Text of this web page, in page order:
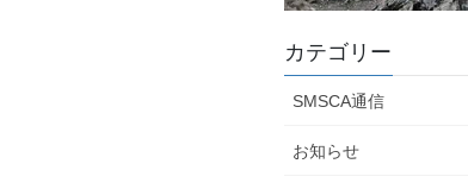
カテゴリー
SMSCA通信
お知らせ